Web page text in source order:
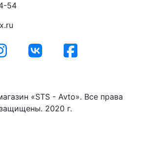
54
«STS - Avto». Все права
2020 г.